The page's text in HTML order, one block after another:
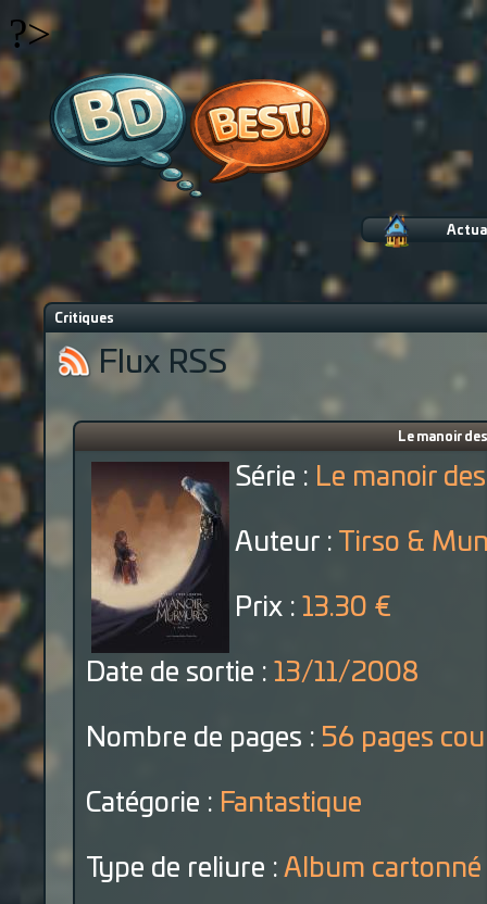
?>
Critiques
Flux RSS
Le manoir
Série : Le manoir
Auteur : Tirso &
Prix : 13.30 €
Date de sortie : 13/11/2008
Nombre de pages : 56 pages
Catégorie : Fantastique
Type de reliure : Album cartonné